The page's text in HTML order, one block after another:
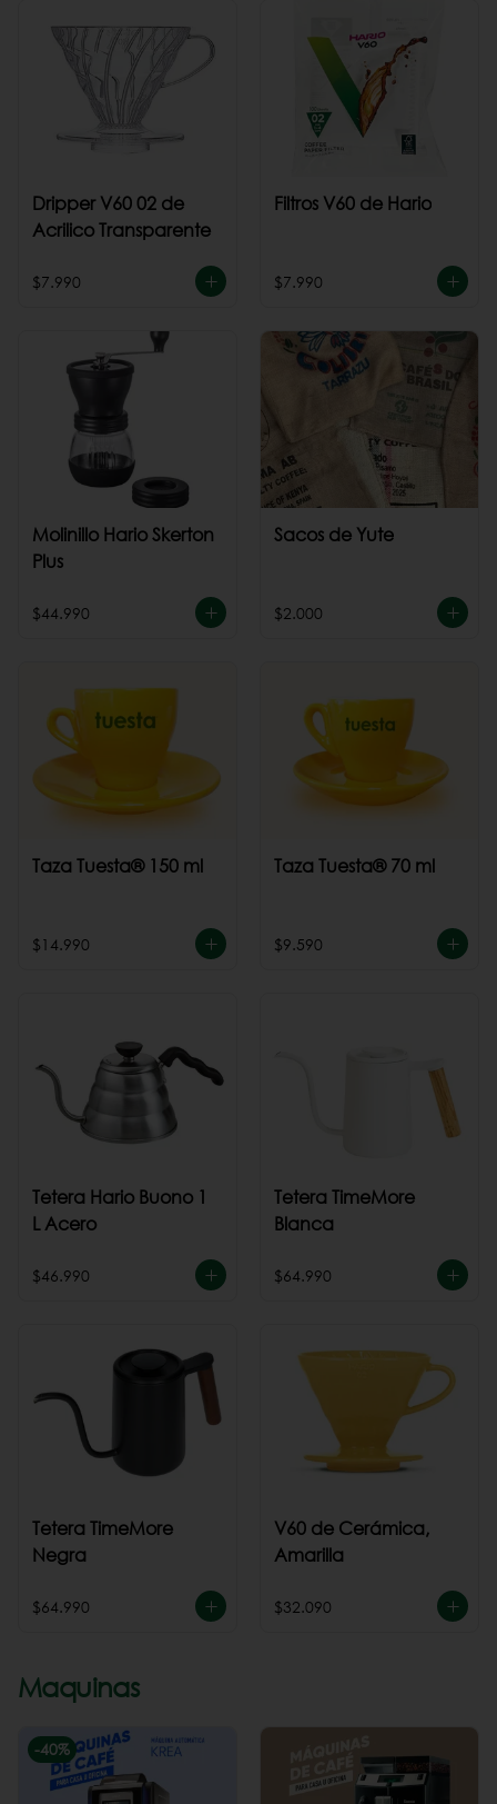
Dripper V60 02 de
Acrilico Transparente
$7.990
Filtros V60 de Hario
$7.990
Molinillo Hario Skerton
Plus
$44.990
Sacos de Yute
$2.000
Taza Tuesta® 150 ml
$14.990
Taza Tuesta® 70 ml
$9.590
Tetera Hario Buono 1
L Acero
$46.990
Tetera TimeMore
Blanca
$64.990
Tetera TimeMore
Negra
$64.990
V60 de Cerámica,
Amarilla
$32.090
Maquinas
-40%